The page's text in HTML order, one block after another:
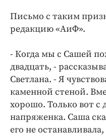
Недвижимость
Общество
Погода
Праздники
Происшествия
Спорт
Экономика и
Письмо с таким
редакцию «АиФ».
- Когда мы с Сашей
двадцать, -
Светлана. - Я
каменной стеной.
хорошо. Только вот с
напряженка. Саша
его не